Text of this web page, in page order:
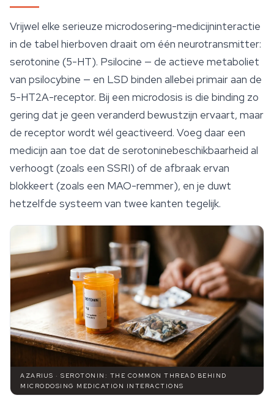
Vrijwel elke serieuze microdosering-medicijninteractie
in de tabel hierboven draait om één neurotransmitter:
serotonine (5-HT). Psilocine — de actieve metaboliet
van psilocybine — en LSD binden allebei primair aan de
5-HT2A-receptor. Bij een microdosis is die binding zo
gering dat je geen veranderd bewustzijn ervaart, maar
de receptor wordt wél geactiveerd. Voeg daar een
medicijn aan toe dat de serotoninebeschikbaarheid al
verhoogt (zoals een SSRI) of de afbraak ervan
blokkeert (zoals een MAO-remmer), en je duwt
hetzelfde systeem van twee kanten tegelijk.
AZARIUS · SEROTONIN: THE COMMON THREAD BEHIND
MICRODOSING MEDICATION INTERACTIONS